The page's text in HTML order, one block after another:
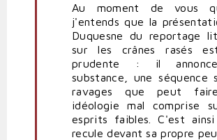
Au moment de vous
j'entends que la
Duquesne du reportage
sur les crânes rasés
prudente : il
substance, une séquence
ravages que peut
idéologie mal comprise
esprits faibles. C'est
recule devant sa propre